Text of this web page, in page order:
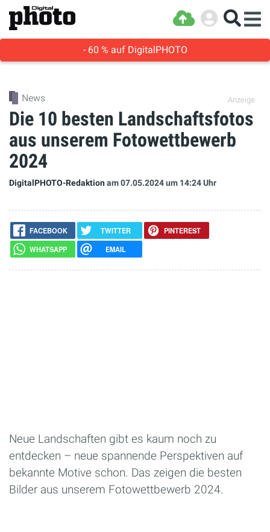
- 60 % auf DigitalPHOTO
Anzeige
News
Die 10 besten Landschaftsfotos
aus unserem Fotowettbewerb
2024
DigitalPHOTO-Redaktionam 07.05.2024um 14:24 Uhr
FACEBOOK TWITTER
PINTEREST
WHATSAPP
EMAIL
Neue Landschaften gibt es kaum noch zu
entdecken – neue spannende Perspektiven auf
bekannte Motive schon. Das zeigen die besten
Bilder aus unserem Fotowettbewerb 2024.